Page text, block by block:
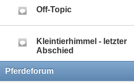
Off-Topic
Kleintierhimmel - letzter
Abschied
Pferdeforum